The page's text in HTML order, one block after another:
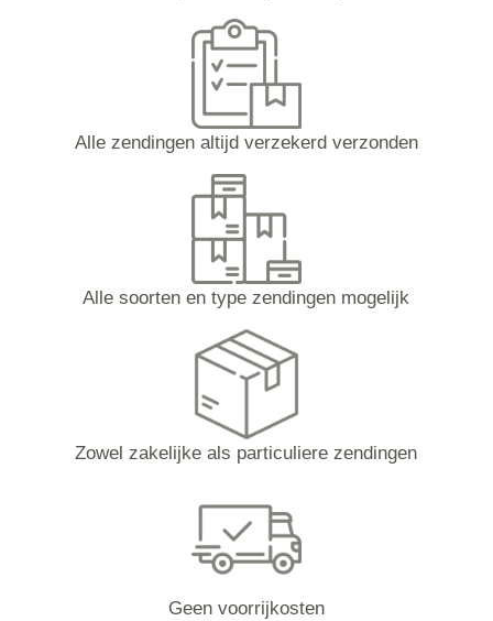
Alle zendingen altijd verzekerd verzonden
Alle soorten en type zendingen mogelijk
Zowel zakelijke als particuliere zendingen
Geen voorrijkosten